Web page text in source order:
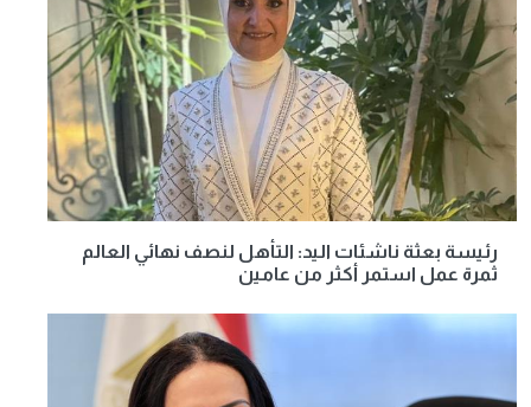
رئيسة بعثة ناشئات اليد: التأهل لنصف نهائي العالم
ثمرة عمل استمر أكثر من عامين